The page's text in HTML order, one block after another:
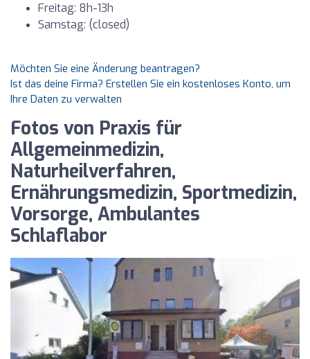
Freitag: 8h-13h
Samstag: (closed)
Möchten Sie eine Änderung beantragen?
Ist das deine Firma? Erstellen Sie ein kostenloses Konto, um
Ihre Daten zu verwalten
Fotos von Praxis für
Allgemeinmedizin,
Naturheilverfahren,
Ernährungsmedizin, Sportmedizin,
Vorsorge, Ambulantes
Schlaflabor